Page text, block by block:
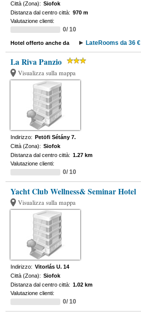
Città (Zona): Siofok
Distanza dal centro città: 970 m
Valutazione clienti:
0/ 10
Hotel offerto anche da LateRooms da 36 €
La Riva Panzio
Visualizza sulla mappa
Indirizzo: Petöfi Sétány 7.
Città (Zona): Siofok
Distanza dal centro città: 1.27 km
Valutazione clienti:
0/ 10
Yacht Club Wellness& Seminar Hotel
Visualizza sulla mappa
Indirizzo: Vitorlás U. 14
Città (Zona): Siofok
Distanza dal centro città: 1.02 km
Valutazione clienti:
0/ 10